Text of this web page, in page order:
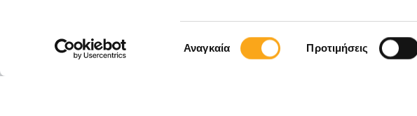
συγκατάθεσης
Αναγκαία Προτιμήσεις